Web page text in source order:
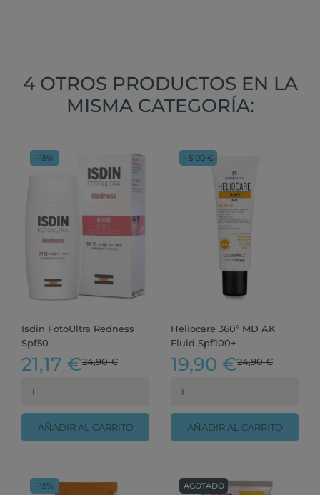
4 OTROS PRODUCTOS EN LA
MISMA CATEGORÍA:
Isdin FotoUltra Redness
Spf50
21,17 €24,90 €
AÑADIR AL CARRITO
-15%
Heliocare 360º MD AK
Fluid Spf100+
19,90 €24,90 €
AÑADIR AL CARRITO
- 5,00 €
-15% AGOTADO